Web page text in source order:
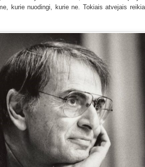
kurie nuodingi, kurie ne. Tokiais atvejais